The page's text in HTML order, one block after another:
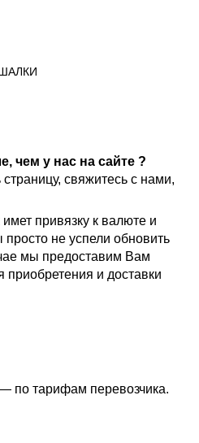
чем у нас на сайте ?
свяжитесь с нами,
привязку к валюте и
не успели обновить
мы предоставим Вам
и доставки
по тарифам перевозчика.